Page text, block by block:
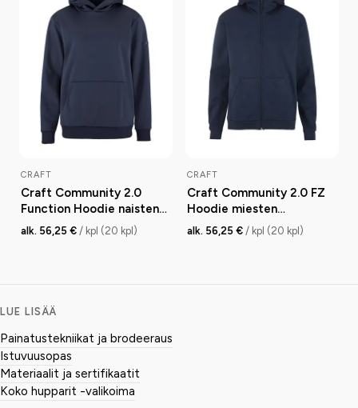
CRAFT
Craft Community 2.0
Function Hoodie naisten
huppari
alk. 56,25 € / kpl (20 kpl)
CRAFT
Craft Community 2.0 FZ
Hoodie miesten
vetoketjuhuppari
alk. 56,25 € / kpl (20 kpl)
LUE LISÄÄ
Painatustekniikat ja brodeeraus
Istuvuusopas
Materiaalit ja sertifikaatit
Koko hupparit -valikoima